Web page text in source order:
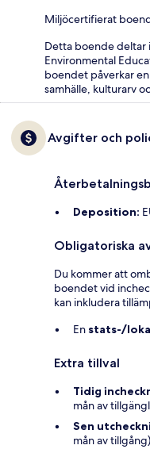
Miljöcertifierat
Detta boende deltar
Environmental
boendet påverkar
samhälle, kulturarv
Avgifter och
Deposition:
Obligatoriska
Du kommer att
boendet vid
kan inkludera
En stats-/
Extra tillval
Tidig
mån av
Sen
mån av